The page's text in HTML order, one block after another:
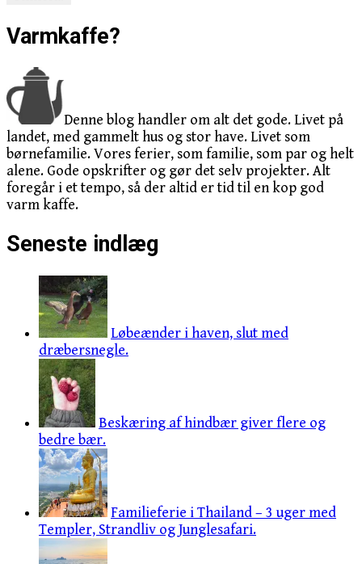
Varmkaffe?
Denne blog handler om alt det gode. Livet på
landet, med gammelt hus og stor have. Livet som
børnefamilie. Vores ferier, som familie, som par og helt
alene. Gode opskrifter og gør det selv projekter. Alt
foregår i et tempo, så der altid er tid til en kop god
varm kaffe.
Seneste indlæg
Løbeænder i haven, slut med
dræbersnegle.
Beskæring af hindbær giver flere og
bedre bær.
Familieferie i Thailand – 3 uger med
Templer, Strandliv og Junglesafari.